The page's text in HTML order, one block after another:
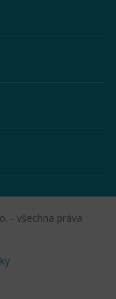
- všechna práva